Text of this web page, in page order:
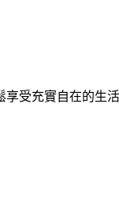
受充實自在的生